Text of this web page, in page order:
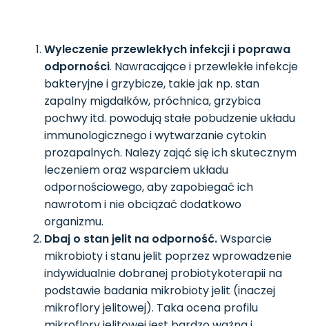
Wyleczenie przewlekłych infekcji i poprawa
odporności. Nawracające i przewlekłe infekcje
bakteryjne i grzybicze, takie jak np. stan
zapalny migdałków, próchnica, grzybica
pochwy itd. powodują stałe pobudzenie układu
immunologicznego i wytwarzanie cytokin
prozapalnych. Należy zająć się ich skutecznym
leczeniem oraz wsparciem układu
odpornościowego, aby zapobiegać ich
nawrotom i nie obciążać dodatkowo
organizmu.
Dbaj o stan jelit na odporność.Wsparcie
mikrobioty i stanu jelit poprzez wprowadzenie
indywidualnie dobranej probiotykoterapii na
podstawie badania mikrobioty jelit (inaczej
mikroflory jelitowej). Taka ocena profilu